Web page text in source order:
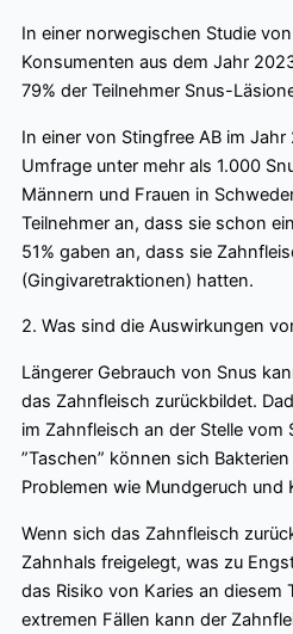
In einer norwegischen Studie
Konsumenten aus dem Jahr
79% der Teilnehmer Snus-
In einer von Stingfree AB im
Umfrage unter mehr als 1.000
Männern und Frauen in
Teilnehmer an, dass sie schon
51% gaben an, dass sie
(Gingivaretraktionen) hatten.
2. Was sind die Auswirkungen
Längerer Gebrauch von Snus
das Zahnfleisch zurückbildet.
im Zahnfleisch an der Stelle vom
”Taschen” können sich
Problemen wie Mundgeruch und
Wenn sich das Zahnfleisch
Zahnhals freigelegt, was zu
das Risiko von Karies an diesem
extremen Fällen kann der